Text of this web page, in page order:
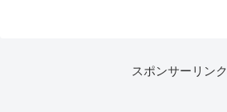
スポンサーリンク